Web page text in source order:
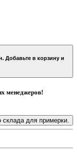
и
менеджеров!
склада для примерки.